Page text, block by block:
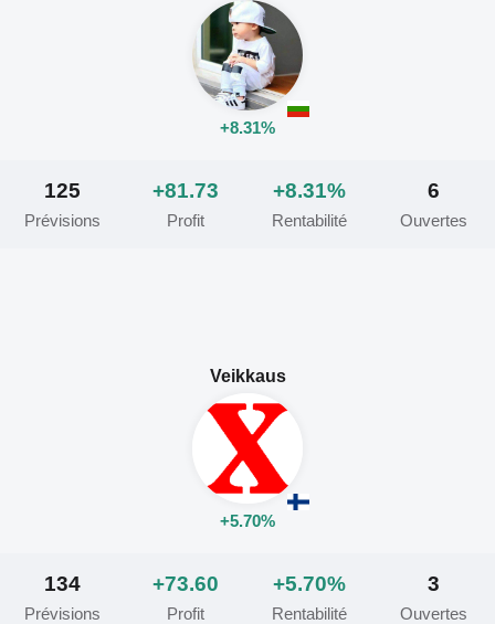
+8.31%
125
Prévisions
+81.73
Profit
+8.31%
Rentabilité
6
Ouvertes
Veikkaus
+5.70%
134
Prévisions
+73.60
Profit
+5.70%
Rentabilité
3
Ouvertes